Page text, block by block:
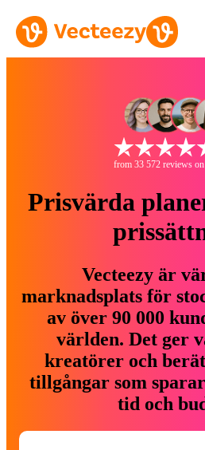
from 33 572 reviews
Prisvärda
Vecteezy är
marknadsplats för
av över 90 000
världen. Det ger
kreatörer och
tillgångar som
tid och